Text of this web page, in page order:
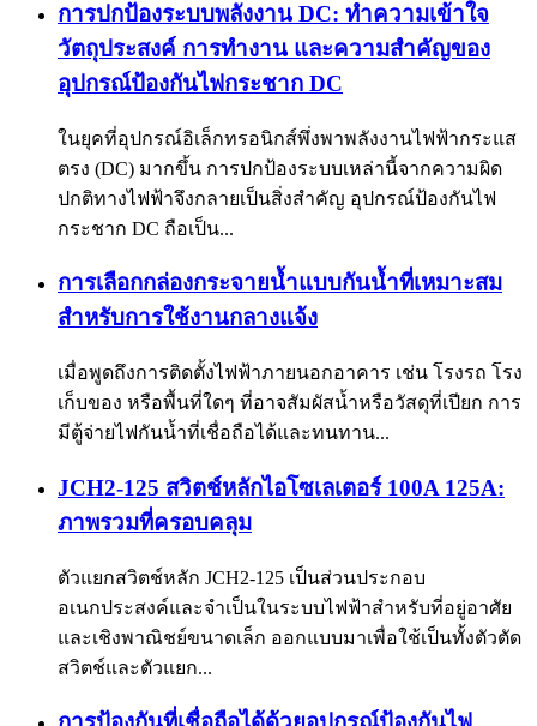
การปกป้องระบบพลังงาน DC: ทำความเข้าใจ
วัตถุประสงค์ การทำงาน และความสำคัญของ
อุปกรณ์ป้องกันไฟกระชาก DC
ในยุคที่อุปกรณ์อิเล็กทรอนิกส์พึ่งพาพลังงานไฟฟ้ากระแส
ตรง (DC) มากขึ้น การปกป้องระบบเหล่านี้จากความผิด
ปกติทางไฟฟ้าจึงกลายเป็นสิ่งสำคัญ อุปกรณ์ป้องกันไฟ
กระชาก DC ถือเป็น...
การเลือกกล่องกระจายน้ำแบบกันน้ำที่เหมาะสม
สำหรับการใช้งานกลางแจ้ง
เมื่อพูดถึงการติดตั้งไฟฟ้าภายนอกอาคาร เช่น โรงรถ โรง
เก็บของ หรือพื้นที่ใดๆ ที่อาจสัมผัสน้ำหรือวัสดุที่เปียก การ
มีตู้จ่ายไฟกันน้ำที่เชื่อถือได้และทนทาน...
JCH2-125 สวิตช์หลักไอโซเลเตอร์ 100A 125A:
ภาพรวมที่ครอบคลุม
ตัวแยกสวิตช์หลัก JCH2-125 เป็นส่วนประกอบ
อเนกประสงค์และจำเป็นในระบบไฟฟ้าสำหรับที่อยู่อาศัย
และเชิงพาณิชย์ขนาดเล็ก ออกแบบมาเพื่อใช้เป็นทั้งตัวตัด
สวิตช์และตัวแยก...